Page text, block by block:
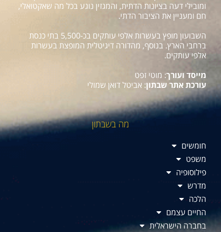
ומובילי דעה בציונות הדתית, והמגזין נוגע בכל מה שאקטואלי,
חם ומעניין את הציבור הדתי.
השבועון מופץ בעשרות אלפי עותקים בכ-5,500 בתי כנסת
ברחבי הארץ. בנוסף, מהדורה דיגיטלית המופצת בעשרות
אלפי עותקים.
מייסד ועורך: מוטי זפט
עורכת אתר שבתון: אביטל דואן שמולי
מה בשבתון
חומשים
משפט
פילוסופיה
מדרש
הלכה
החיים עצמם
בחברה הישראלית